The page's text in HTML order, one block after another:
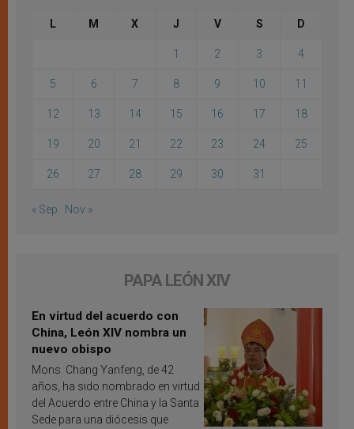
L M X J V S D
1 2 3 4
5 6 7 8 9 10 11
12 13 14 15 16 17 18
19 20 21 22 23 24 25
26 27 28 29 30 31
« Sep Nov »
PAPA LEÓN XIV
En virtud del acuerdo con
China, León XIV nombra un
nuevo obispo
Mons. Chang Yanfeng, de 42
años, ha sido nombrado en virtud
del Acuerdo entre China y la Santa
Sede para una diócesis que